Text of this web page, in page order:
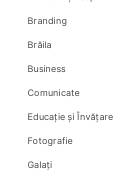
Branding
Brăila
Business
Comunicate
Educație și Învățare
Fotografie
Galați